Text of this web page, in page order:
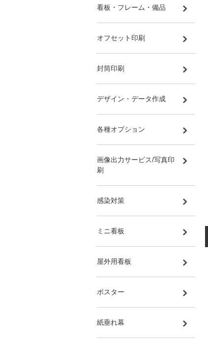
看板・フレーム・備品
オフセット印刷
封筒印刷
デザイン・データ作成
各種オプション
画像出力サービス/写真印
刷
感染対策
ミニ看板
屋外用看板
ポスター
紙垂れ幕